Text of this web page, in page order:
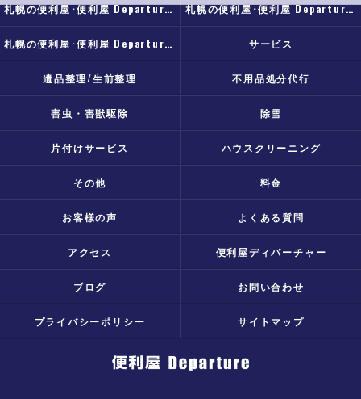
札幌の便利屋･便利屋 Departureの口コミ情報 札幌の便利屋･便利屋 Departureの評判
札幌の便利屋･便利屋 Departureのお客様の声 サービス
遺品整理/生前整理 不用品処分代行
害虫・害獣駆除 除雪
片付けサービス ハウスクリーニング
その他 料金
お客様の声 よくある質問
アクセス 便利屋ディパーチャー
ブログ お問い合わせ
プライバシーポリシー サイトマップ